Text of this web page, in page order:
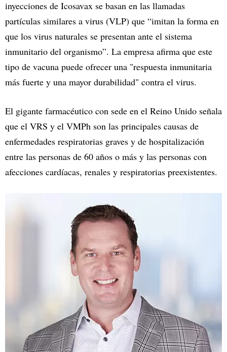
inyecciones de Icosavax se basan en las llamadas
partículas similares a virus (VLP) que “imitan la forma en
que los virus naturales se presentan ante el sistema
inmunitario del organismo”. La empresa afirma que este
tipo de vacuna puede ofrecer una "respuesta inmunitaria
más fuerte y una mayor durabilidad" contra el virus.
El gigante farmacéutico con sede en el Reino Unido señala
que el VRS y el VMPh son las principales causas de
enfermedades respiratorias graves y de hospitalización
entre las personas de 60 años o más y las personas con
afecciones cardíacas, renales y respiratorias preexistentes.